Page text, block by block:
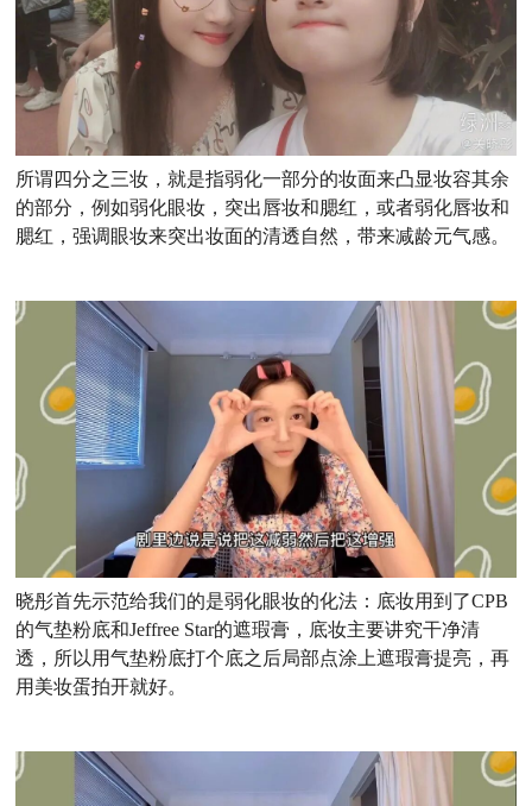
所谓四分之三妆，就是指弱化一部分的妆面来凸显妆容其余
的部分，例如弱化眼妆，突出唇妆和腮红，或者弱化唇妆和
腮红，强调眼妆来突出妆面的清透自然，带来减龄元气感。
晓彤首先示范给我们的是弱化眼妆的化法：底妆用到了CPB
的气垫粉底和Jeffree Star的遮瑕膏，底妆主要讲究干净清
透，所以用气垫粉底打个底之后局部点涂上遮瑕膏提亮，再
用美妆蛋拍开就好。